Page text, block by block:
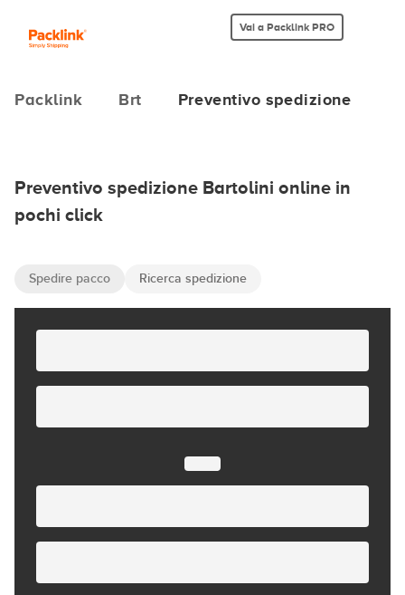
Vai a Packlink PRO
Packlink Brt Preventivo spedizione
Preventivo spedizione Bartolini online in
pochi click
Spedire pacco Ricerca spedizione